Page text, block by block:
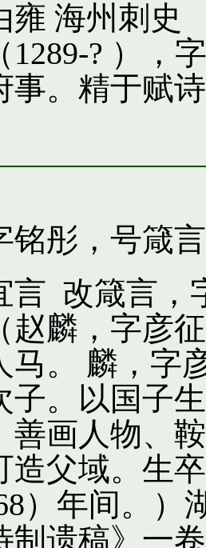
雍 海州刺史
1289-? ），
事。精于赋
铭彤，号箴言
言 改箴言，
赵麟，字彦
马。 麟，字
子。以国子
善画人物、
造父域。生
）年间。
制遗稿》一